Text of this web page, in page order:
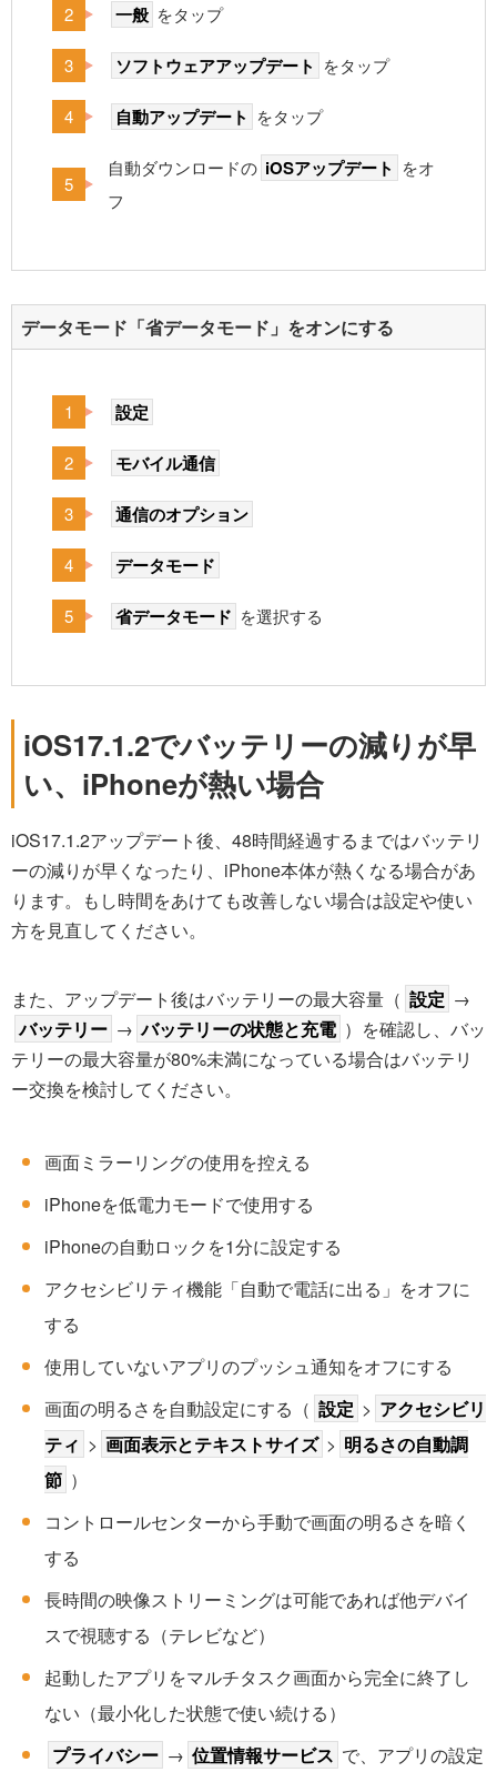
一般 をタップ
ソフトウェアアップデート をタップ
自動アップデート をタップ
自動ダウンロードの iOSアップデート をオ
フ
データモード「省データモード」をオンにする
設定
モバイル通信
通信のオプション
データモード
省データモード を選択する
iOS17.1.2でバッテリーの減りが早
い、iPhoneが熱い場合
iOS17.1.2アップデート後、48時間経過するまではバッテリ
ーの減りが早くなったり、iPhone本体が熱くなる場合があ
ります。もし時間をあけても改善しない場合は設定や使い
方を見直してください。
また、アップデート後はバッテリーの最大容量（ 設定 →
バッテリー → バッテリーの状態と充電 ）を確認し、バッ
テリーの最大容量が80%未満になっている場合はバッテリ
ー交換を検討してください。
画面ミラーリングの使用を控える
iPhoneを低電力モードで使用する
iPhoneの自動ロックを1分に設定する
アクセシビリティ機能「自動で電話に出る」をオフに
する
使用していないアプリのプッシュ通知をオフにする
画面の明るさを自動設定にする（ 設定 > アクセシビリ
ティ > 画面表示とテキストサイズ > 明るさの自動調
節 ）
コントロールセンターから手動で画面の明るさを暗く
する
長時間の映像ストリーミングは可能であれば他デバイ
スで視聴する（テレビなど）
起動したアプリをマルチタスク画面から完全に終了し
ない（最小化した状態で使い続ける）
プライバシー → 位置情報サービス で、アプリの設定